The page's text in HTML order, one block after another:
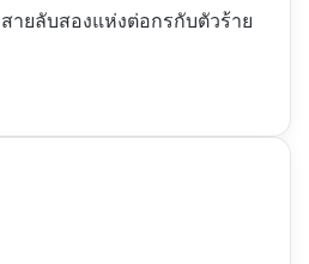
ายลับสองแห่งต่อกรกับตัวร้าย